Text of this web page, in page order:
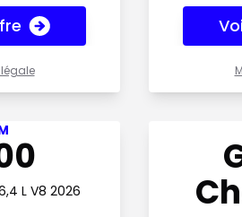
semaine
L V8 2026
Voir l'offre